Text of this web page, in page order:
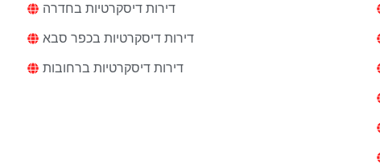
דירות דיסקרטיות בחדרה
דירות דיסקרטיות בכפר סבא
דירות דיסקרטיות ברחובות